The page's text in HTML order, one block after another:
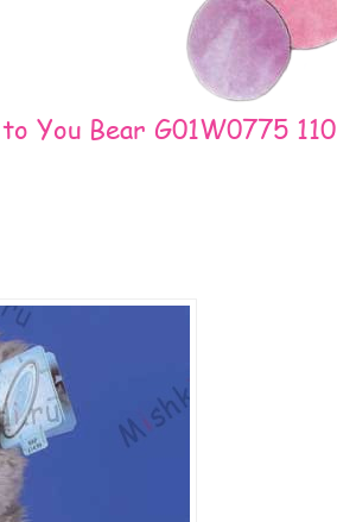
You Bear G01W0775 110